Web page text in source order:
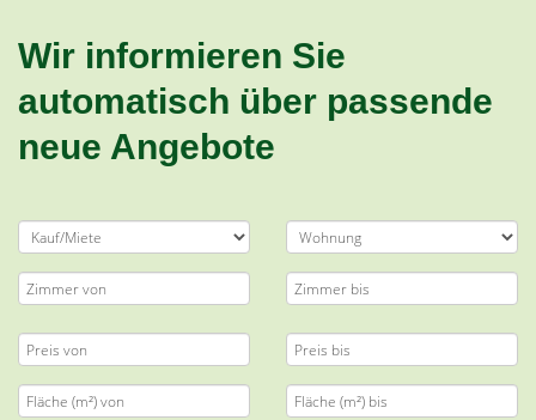
Wir informieren Sie
automatisch über passende
neue Angebote